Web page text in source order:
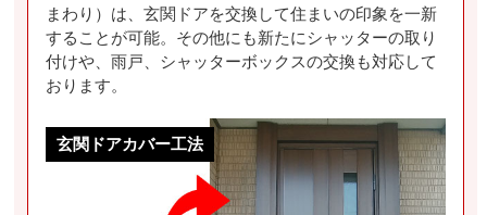
まわり）は、玄関ドアを交換して住まいの印象を一新
することが可能。その他にも新たにシャッターの取り
付けや、雨戸、シャッターボックスの交換も対応して
おります。
玄関ドアカバー工法